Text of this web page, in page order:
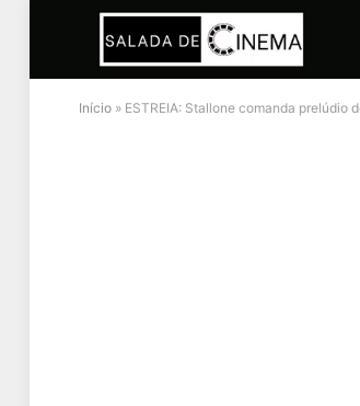
Início » ESTREIA: Stallone comanda prelúdio